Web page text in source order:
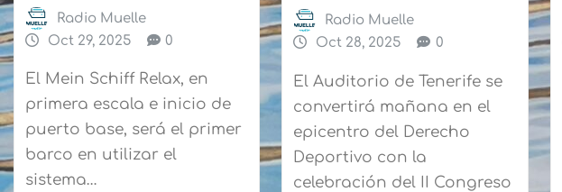
Radio Muelle
Oct 29, 2025
0
El Mein Schiff Relax, en
primera escala e inicio de
puerto base, será el primer
barco en utilizar el
sistema…
Radio Muelle
Oct 28, 2025
0
El Auditorio de Tenerife se
convertirá mañana en el
epicentro del Derecho
Deportivo con la
celebración del II Congreso